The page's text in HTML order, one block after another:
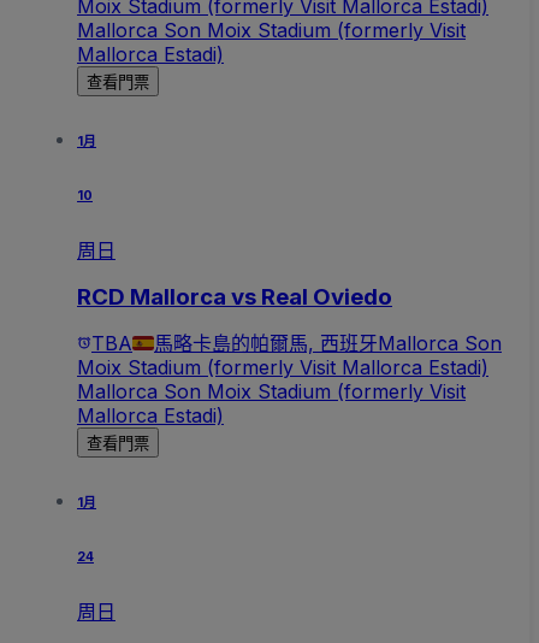
Moix Stadium (formerly Visit Mallorca Estadi)
Mallorca Son Moix Stadium (formerly Visit
Mallorca Estadi)
查看門票
1月
10
周日
RCD Mallorca vs Real Oviedo
TBA 馬略卡島的帕爾馬, 西班牙Mallorca Son
Moix Stadium (formerly Visit Mallorca Estadi)
Mallorca Son Moix Stadium (formerly Visit
Mallorca Estadi)
查看門票
1月
24
周日